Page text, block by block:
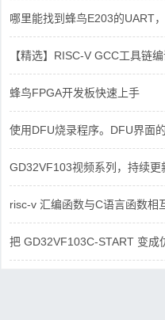
哪里能找到蜂鸟E203的UART
【精选】RISC-V GCC工具链
蜂鸟FPGA开发板快速上手
使用DFU烧录程序。DFU界面
GD32VF103视频系列，持续更
risc-v 汇编函数与C语言函数相
把 GD32VF103C-START 变成